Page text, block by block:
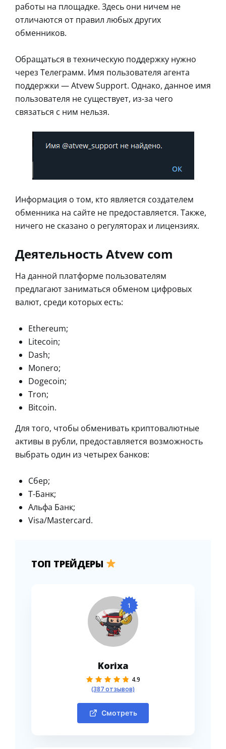
работы на площадке. Здесь они ничем не
отличаются от правил любых других
обменников.
Обращаться в техническую поддержку нужно
через Телеграмм. Имя пользователя агента
поддержки — Atvew Support. Однако, данное имя
пользователя не существует, из-за чего
связаться с ним нельзя.
Информация о том, кто является создателем
обменника на сайте не предоставляется. Также,
ничего не сказано о регуляторах и лицензиях.
Деятельность Atvew com
На данной платформе пользователям
предлагают заниматься обменом цифровых
валют, среди которых есть:
Ethereum;
Litecoin;
Dash;
Monero;
Dogecoin;
Tron;
Bitcoin.
Для того, чтобы обменивать криптовалютные
активы в рубли, предоставляется возможность
выбрать один из четырех банков:
Сбер;
Т-Банк;
Альфа Банк;
Visa/Mastercard.
ТОП ТРЕЙДЕРЫ
1
Korixa
4.9
(387 отзывов)
Смотреть